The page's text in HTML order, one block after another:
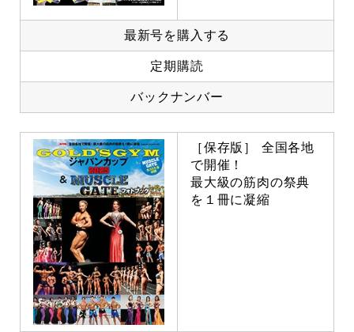
最新号を購入する
定期購読
バックナンバー
［保存版］ 全国各地
で開催！
最大級の筋肉の祭典
を１冊に凝縮